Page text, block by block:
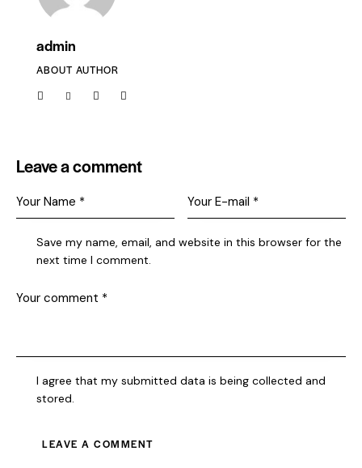
admin
ABOUT AUTHOR
Leave a comment
Save my name, email, and website in this browser for the
next time I comment.
I agree that my submitted data is being collected and
stored.